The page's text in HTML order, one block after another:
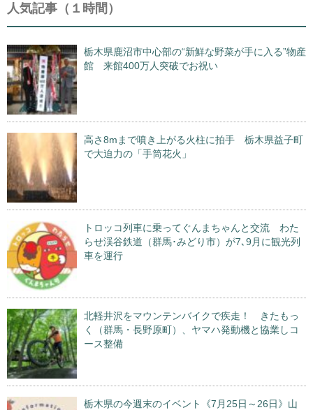
人気記事（１時間）
栃木県鹿沼市中心部の“新鮮な野菜が手に入る”物産
館 来館400万人突破でお祝い
高さ8mまで噴き上がる火柱に拍手 栃木県益子町
で大迫力の「手筒花火」
トロッコ列車に乗ってぐんまちゃんと交流 わた
らせ渓谷鉄道（群馬･みどり市）が7､9月に観光列
車を運行
北軽井沢をマウンテンバイクで疾走！ きたもっ
く（群馬・長野原町）、ヤマハ発動機と協業しコ
ース整備
栃木県の今週末のイベント《7月25日～26日》山